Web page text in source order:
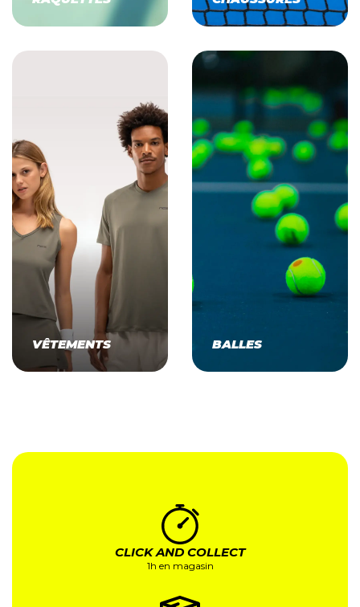
VÊTEMENTS BALLES
CLICK AND COLLECT
1h en magasin